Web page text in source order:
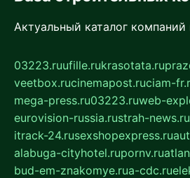
Актуальный каталог
03223.ruufille.rukrasotata.ru
veetbox.rucinemapost.ruciam-
mega-press.ru03223.ruweb-
eurovision-russia.rustrah-news.ru
itrack-24.rusexshopexpress.ru
alabuga-cityhotel.rupornv.ru
bud-em-znakomye.rua-cdc.ru